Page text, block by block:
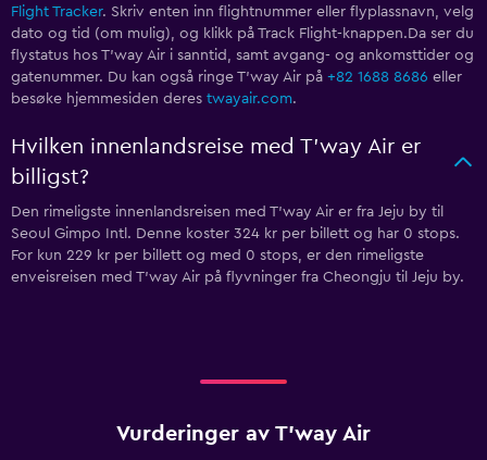
Flight Tracker. Skriv enten inn flightnummer eller flyplassnavn, velg
dato og tid (om mulig), og klikk på Track Flight-knappen.Da ser du
flystatus hos T'way Air i sanntid, samt avgang- og ankomsttider og
gatenummer. Du kan også ringe T'way Air på +82 1688 8686 eller
besøke hjemmesiden deres twayair.com.
Hvilken innenlandsreise med T'way Air er
billigst?
Den rimeligste innenlandsreisen med T'way Air er fra Jeju by til
Seoul Gimpo Intl. Denne koster 324 kr per billett og har 0 stops.
For kun 229 kr per billett og med 0 stops, er den rimeligste
enveisreisen med T'way Air på flyvninger fra Cheongju til Jeju by.
Vurderinger av T'way Air